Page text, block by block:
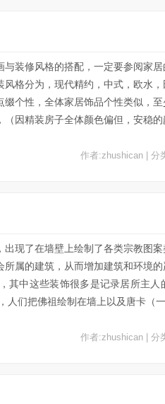
装修风格的搭配，一定要参阅家
格分为，现代精约，中式，欧水
个性，全体家居饰品个性类似，
因精装房子全体颜色偏但，安稳的
作者:zhushican | 分
现了在墙壁上绘制了各类宗教图
属的建筑，从而增加建筑和环境
其中这些装饰很多是记录居所主人
把佛祖绘制在墙上以及唐卡（一
作者:zhushican | 分